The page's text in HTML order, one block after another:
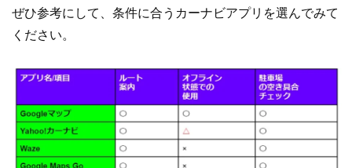
ぜひ参考にして、条件に合うカーナビアプリを選んでみて
ください。